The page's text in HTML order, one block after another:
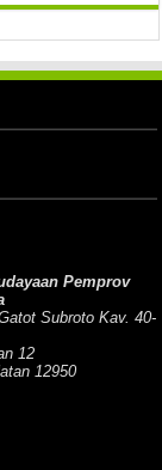
Pemprov
Subroto Kav. 40-
12
12950